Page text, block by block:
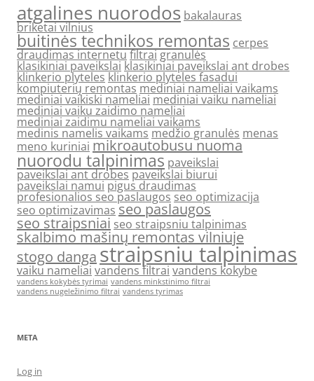
atgalines nuorodos bakalauras
briketai vilnius
buitinės technikos remontas cerpes
draudimas internetufiltraigranulės
klasikiniai paveikslai klasikiniai paveikslai ant drobes
klinkerio plyteles klinkerio plyteles fasadui
kompiuterių remontas mediniai nameliai vaikams
mediniai vaikiski nameliai mediniai vaiku nameliai
mediniai vaiku zaidimo nameliai
mediniai zaidimu nameliai vaikams
medinis namelis vaikams medžio granulės menas
meno kuriniai mikroautobusu nuoma
nuorodu talpinimas paveikslai
paveikslai ant drobespaveikslai biurui
paveikslai namui pigus draudimas
profesionalios seo paslaugos seo optimizacija
seo optimizavimas seo paslaugos
seo straipsniai seo straipsniu talpinimas
skalbimo mašinų remontas vilniuje
stogo danga straipsniu talpinimas
vaiku nameliai vandens filtrai vandens kokybe
vandens kokybės tyrimai vandens minkstinimo filtrai
vandens nugeležinimo filtrai vandens tyrimas
META
Log in